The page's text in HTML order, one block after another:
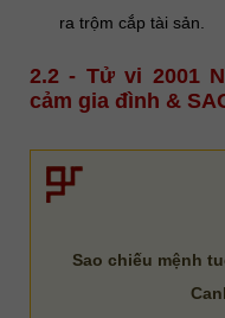
ra trộm cắp tài sản.
2.2 - Tử vi 2001
cảm gia đình &
Sao chiếu mệnh